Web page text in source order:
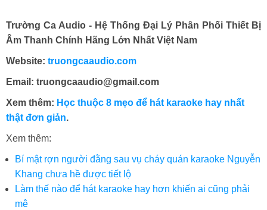
Trường Ca Audio - Hệ Thống Đại Lý Phân Phối Thiết Bị
Âm Thanh Chính Hãng Lớn Nhất Việt Nam
Website: truongcaaudio.com
Email: truongcaaudio@gmail.com
Xem thêm: Học thuộc 8 mẹo để hát karaoke hay nhất
thật đơn giản.
Xem thêm:
Bí mật rợn người đằng sau vụ cháy quán karaoke Nguyễn
Khang chưa hề được tiết lộ
Làm thế nào để hát karaoke hay hơn khiến ai cũng phải
mê